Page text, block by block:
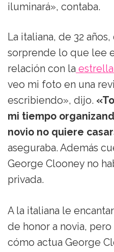
iluminará», contaba.
La italiana, de 32
sorprende lo que lee
relación con la
veo mi foto en una
escribiendo», dijo.
mi tiempo
novio no quiere
aseguraba. Además
George Clooney no
privada.
A la italiana le
de honor a novia,
cómo actua George